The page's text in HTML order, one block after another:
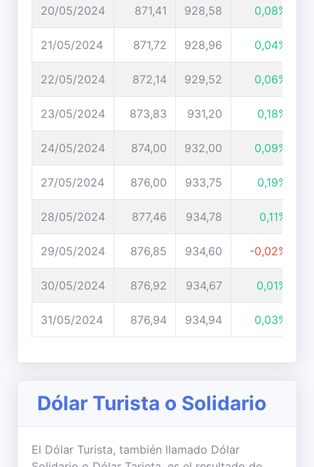
20/05/2024 871,41 928,58 0,08%
21/05/2024 871,72 928,96 0,04%
22/05/2024 872,14 929,52 0,06%
23/05/2024 873,83 931,20 0,18%
24/05/2024 874,00 932,00 0,09%
27/05/2024 876,00 933,75 0,19%
28/05/2024 877,46 934,78 0,11%
29/05/2024 876,85 934,60 -0,02%
30/05/2024 876,92 934,67 0,01%
31/05/2024 876,94 934,94 0,03%
Dólar Turista o Solidario
El Dólar Turista, también llamado Dólar